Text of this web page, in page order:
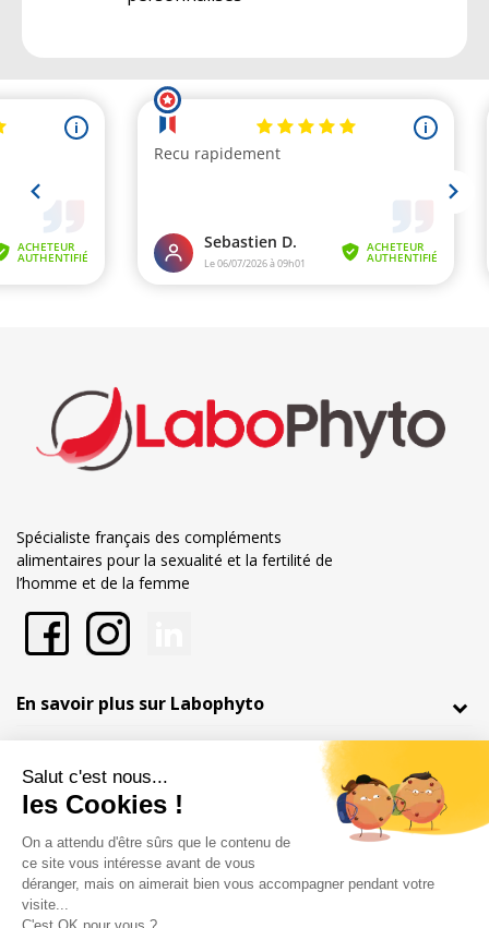
Spécialiste français des compléments
alimentaires pour la sexualité et la fertilité de
l’homme et de la femme
En savoir plus sur Labophyto
Nos engagements
Informations
Marchand approuvé par la Société des Avis Garantis,cliquez ici pour
vérifier.
Mentions légales
Conditions générales de vente